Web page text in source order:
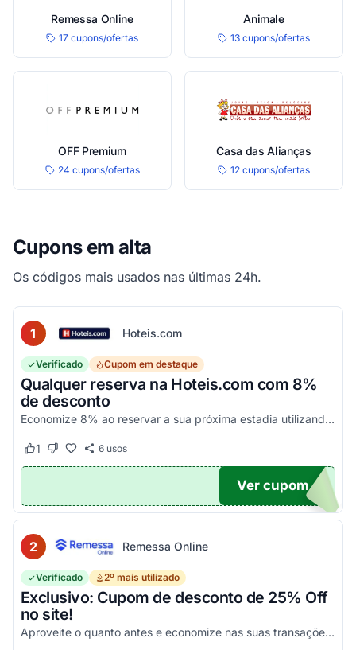
Remessa Online
17 cupons/ofertas
Animale
13 cupons/ofertas
OFF Premium
24 cupons/ofertas
Casa das Alianças
12 cupons/ofertas
Cupons em alta
Os códigos mais usados nas últimas 24h.
1 Hoteis.com
Verificado Cupom em destaque
Qualquer reserva na Hoteis.com com 8%
de desconto
Economize 8% ao reservar a sua próxima estadia utilizando este código promocional em estabelecimentos participantes da Hoteis.com.
Este cupom funcionou
1 Este cupom não funcionou
6usos
POM6
Ver cupom
2 Remessa Online
Verificado 2º mais utilizado
Exclusivo: Cupom de desconto de 25% Off
no site!
Aproveite o quanto antes e economize nas suas transações, tanto PF quanto PJ!